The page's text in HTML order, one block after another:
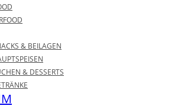
& BEILAGEN
& DESSERTS